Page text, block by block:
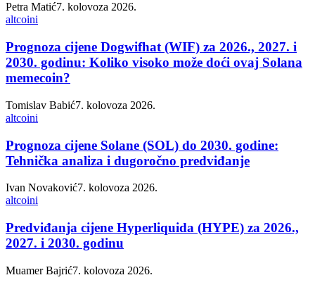
Petra Matić7. kolovoza 2026.
altcoini
Prognoza cijene Dogwifhat (WIF) za 2026., 2027. i
2030. godinu: Koliko visoko može doći ovaj Solana
memecoin?
Tomislav Babić7. kolovoza 2026.
altcoini
Prognoza cijene Solane (SOL) do 2030. godine:
Tehnička analiza i dugoročno predviđanje
Ivan Novaković7. kolovoza 2026.
altcoini
Predviđanja cijene Hyperliquida (HYPE) za 2026.,
2027. i 2030. godinu
Muamer Bajrić7. kolovoza 2026.